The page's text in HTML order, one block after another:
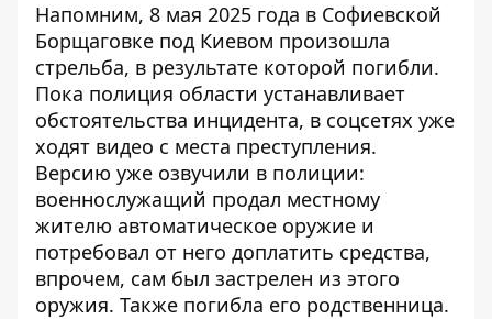
Напомним, 8 мая 2025 года в Софиевской
Борщаговке под Киевом произошла
стрельба, в результате которой погибли.
Пока полиция области устанавливает
обстоятельства инцидента, в соцсетях уже
ходят видео с места преступления.
Версию уже озвучили в полиции:
военнослужащий продал местному
жителю автоматическое оружие и
потребовал от него доплатить средства,
впрочем, сам был застрелен из этого
оружия. Также погибла его родственница.